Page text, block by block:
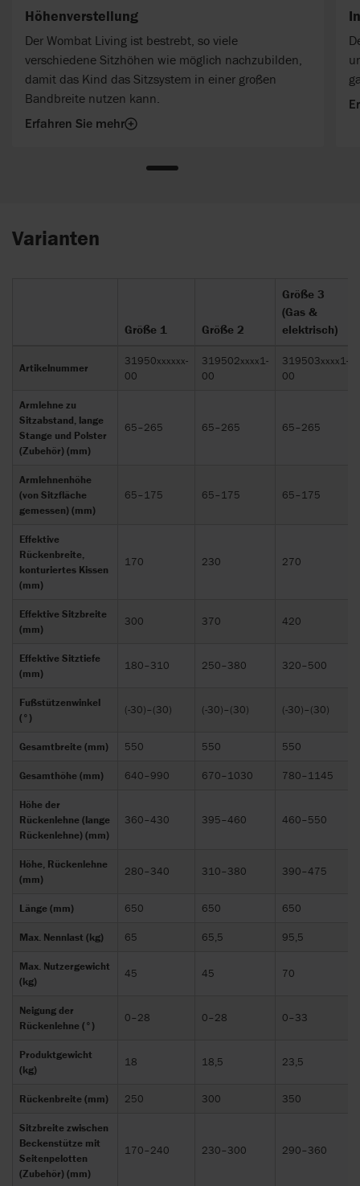
Höhenverstellung
Der Wombat Living ist bestrebt, so viele
verschiedene Sitzhöhen wie möglich nachzubilden,
damit das Kind das Sitzsystem in einer großen
Bandbreite nutzen kann.
Erfahren Sie mehr
Varianten
Größe 1 Größe 2
Größe 3
(Gas &
elektrisch)
Artikelnummer
31950xxxxxx-
00
319502xxxx1-
00
319503xxxx1-
00
Armlehne zu
Sitzabstand, lange
Stange und Polster
(Zubehör) (mm)
65–265 65–265 65–265
Armlehnenhöhe
(von Sitzfläche
gemessen) (mm)
65–175 65–175 65–175
Effektive
Rückenbreite,
konturiertes Kissen
(mm)
170 230 270
Effektive Sitzbreite
(mm)
300 370 420
Effektive Sitztiefe
(mm)
180–310 250–380 320–500
Fußstützenwinkel
(°)
(-30)–(30) (-30)–(30) (-30)–(30)
Gesamtbreite (mm) 550 550 550
Gesamthöhe (mm) 640–990 670–1030 780–1145
Höhe der
Rückenlehne (lange
Rückenlehne) (mm)
360–430 395–460 460–550
Höhe, Rückenlehne
(mm)
280–340 310–380 390–475
Länge (mm) 650 650 650
Max. Nennlast (kg) 65 65,5 95,5
Max. Nutzergewicht
(kg)
45 45 70
Neigung der
Rückenlehne (°)
0–28 0–28 0–33
Produktgewicht
(kg)
18 18,5 23,5
Rückenbreite (mm) 250 300 350
Sitzbreite zwischen
Beckenstütze mit
Seitenpelotten
(Zubehör) (mm)
170–240 230–300 290–360